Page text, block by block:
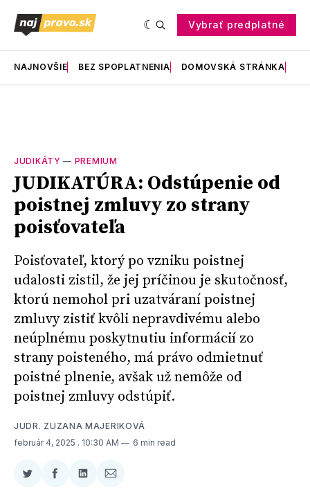
Vybrať predplatné
NAJNOVŠIE BEZ SPOPLATNENIA DOMOVSKÁ STRÁNKA
JUDIKÁTY — PREMIUM
JUDIKATÚRA: Odstúpenie od
poistnej zmluvy zo strany
poisťovateľa
Poisťovateľ, ktorý po vzniku poistnej
udalosti zistil, že jej príčinou je skutočnosť,
ktorú nemohol pri uzatváraní poistnej
zmluvy zistiť kvôli nepravdivému alebo
neúplnému poskytnutiu informácií zo
strany poisteného, má právo odmietnuť
poistné plnenie, avšak už nemôže od
poistnej zmluvy odstúpiť.
JUDR. ZUZANA MAJERIKOVÁ
február 4, 2025 . 10:30 AM 6 min read
ZdieľaťZdieľaťZdieľaťZdieľať